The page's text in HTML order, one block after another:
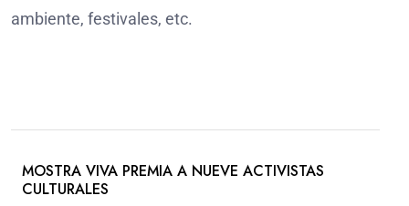
ambiente, festivales, etc.
MOSTRA VIVA PREMIA A NUEVE ACTIVISTAS
CULTURALES